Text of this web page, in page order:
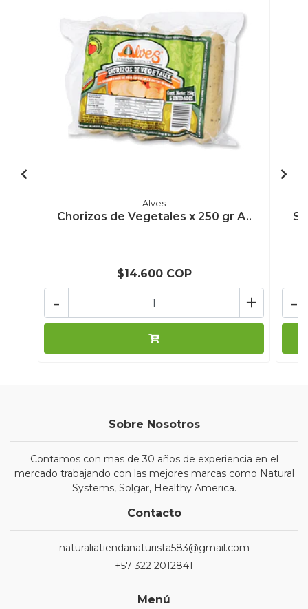
Alves
Chorizos de Vegetales x 250 gr A..
$14.600 COP
+
- -
Sobre Nosotros
Contamos con mas de 30 años de experiencia en el
mercado trabajando con las mejores marcas como Natural
Systems, Solgar, Healthy America.
Contacto
naturaliatiendanaturista583@gmail.com
+57 322 2012841
Menú